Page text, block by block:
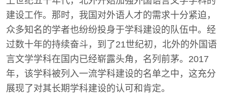
建设工作。那时，我国对外语人才的需求十分紧迫，
众多知名的学者也纷纷投身于学科建设的队伍中。经
过数十年的持续奋斗，到了21世纪初，北外的外国语
言文学学科在国内已经崭露头角，名列前茅。2017
年，该学科被列入一流学科建设的名单之中，这充分
展现了对其长期学科建设的认可和肯定。